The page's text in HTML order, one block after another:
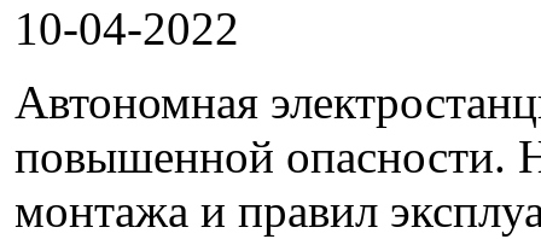
10-04-2022
Автономная
повышенной опасности.
монтажа и правил